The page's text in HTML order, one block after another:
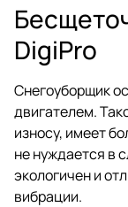
DigiPro
Снегоуборщик
двигателем.
износу, имеет
не нуждается в
экологичен и
вибрации.